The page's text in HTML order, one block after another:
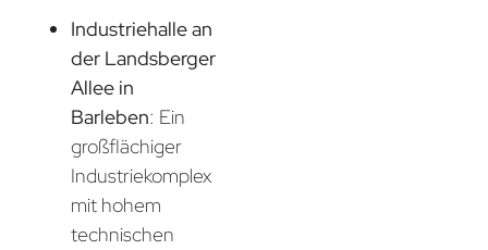
Industriehalle an
der Landsberger
Allee in
Barleben: Ein
großflächiger
Industriekomplex
mit hohem
technischen